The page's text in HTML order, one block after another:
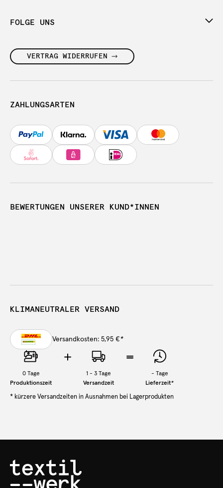
FOLGE UNS
VERTRAG WIDERRUFEN
ZAHLUNGSARTEN
BEWERTUNGEN UNSERER KUND*INNEN
KLIMANEUTRALER VERSAND
Versandkosten: 5,95 €*
0Tage
Produktionszeit
1 - 3 Tage
Versandzeit
- Tage
Lieferzeit*
* kürzere Versandzeiten in Ausnahmen bei Lagerprodukten